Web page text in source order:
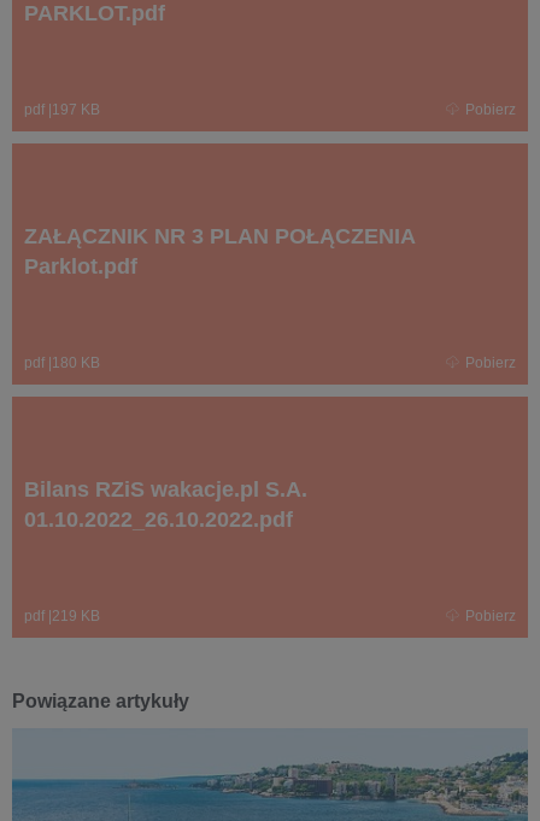
PARKLOT.pdf
pdf 197 KB Pobierz
ZAŁĄCZNIK NR 3 PLAN POŁĄCZENIA
Parklot.pdf
pdf 180 KB Pobierz
Bilans RZiS wakacje.pl S.A.
01.10.2022_26.10.2022.pdf
pdf 219 KB Pobierz
Powiązane artykuły